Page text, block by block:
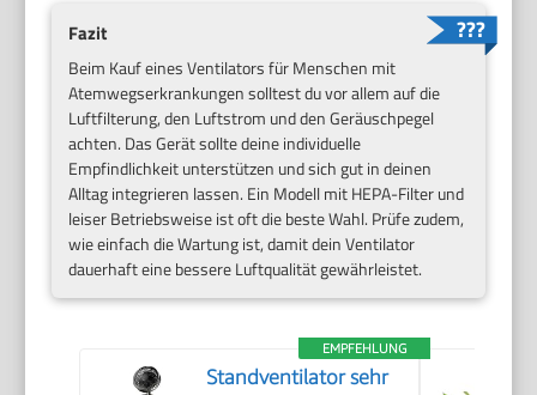
Fazit
Beim Kauf eines Ventilators für Menschen mit
Atemwegserkrankungen solltest du vor allem auf die
Luftfilterung, den Luftstrom und den Geräuschpegel
achten. Das Gerät sollte deine individuelle
Empfindlichkeit unterstützen und sich gut in deinen
Alltag integrieren lassen. Ein Modell mit HEPA-Filter und
leiser Betriebsweise ist oft die beste Wahl. Prüfe zudem,
wie einfach die Wartung ist, damit dein Ventilator
dauerhaft eine bessere Luftqualität gewährleistet.
EMPFEHLUNG
Standventilator sehr